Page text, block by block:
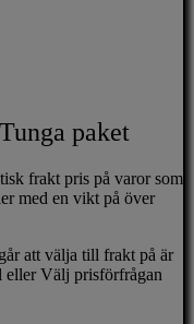
paket
frakt pris på varor som
med en vikt på över
att välja till frakt på är
eller Välj prisförfrågan